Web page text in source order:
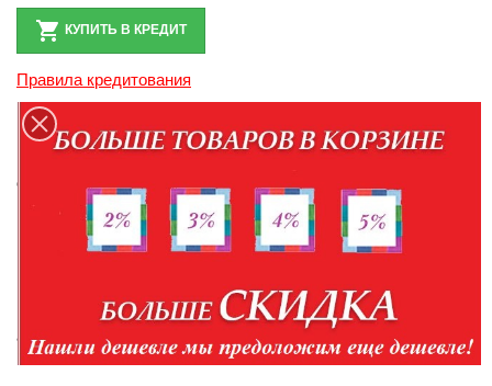
 КУПИТЬ В КРЕДИТ
Правила кредитования
Доставка в пределах Белгорода и Белгородской
области
Доставка по России транспортной компанией
Персональные данные при оформлении заказа
администрация использует для связи и идентификации